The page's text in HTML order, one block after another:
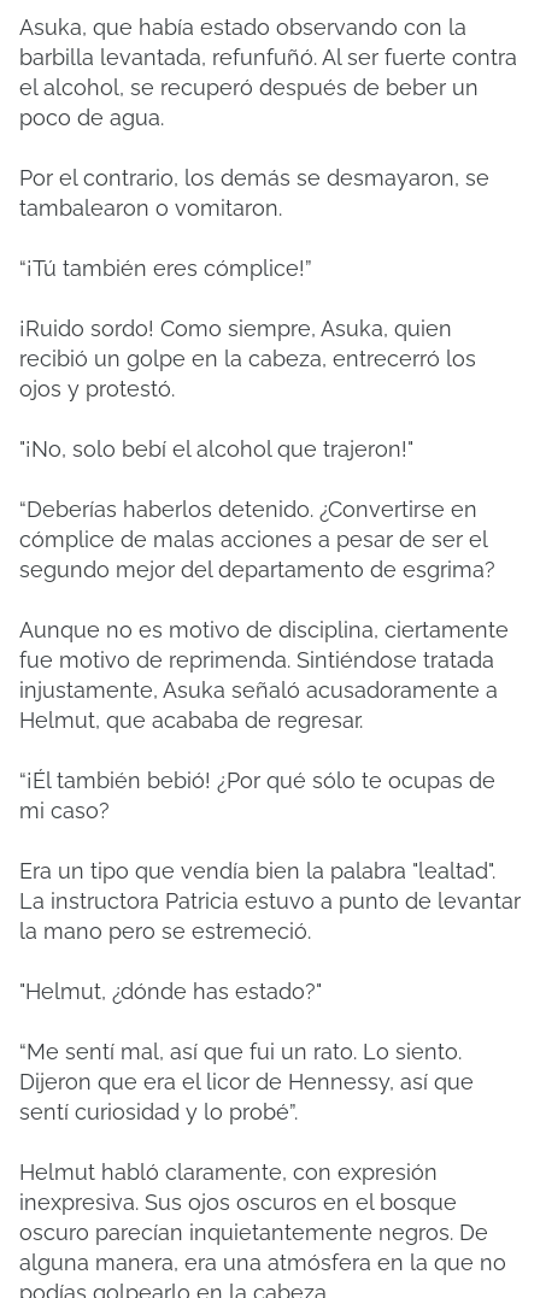
Asuka, que había estado observando con la
barbilla levantada, refunfuñó. Al ser fuerte contra
el alcohol, se recuperó después de beber un
poco de agua.
Por el contrario, los demás se desmayaron, se
tambalearon o vomitaron.
“¡Tú también eres cómplice!”
¡Ruido sordo! Como siempre, Asuka, quien
recibió un golpe en la cabeza, entrecerró los
ojos y protestó.
"¡No, solo bebí el alcohol que trajeron!"
“Deberías haberlos detenido. ¿Convertirse en
cómplice de malas acciones a pesar de ser el
segundo mejor del departamento de esgrima?
Aunque no es motivo de disciplina, ciertamente
fue motivo de reprimenda. Sintiéndose tratada
injustamente, Asuka señaló acusadoramente a
Helmut, que acababa de regresar.
“¡Él también bebió! ¿Por qué sólo te ocupas de
mi caso?
Era un tipo que vendía bien la palabra "lealtad".
La instructora Patricia estuvo a punto de levantar
la mano pero se estremeció.
"Helmut, ¿dónde has estado?"
“Me sentí mal, así que fui un rato. Lo siento.
Dijeron que era el licor de Hennessy, así que
sentí curiosidad y lo probé”.
Helmut habló claramente, con expresión
inexpresiva. Sus ojos oscuros en el bosque
oscuro parecían inquietantemente negros. De
alguna manera, era una atmósfera en la que no
podías golpearlo en la cabeza.